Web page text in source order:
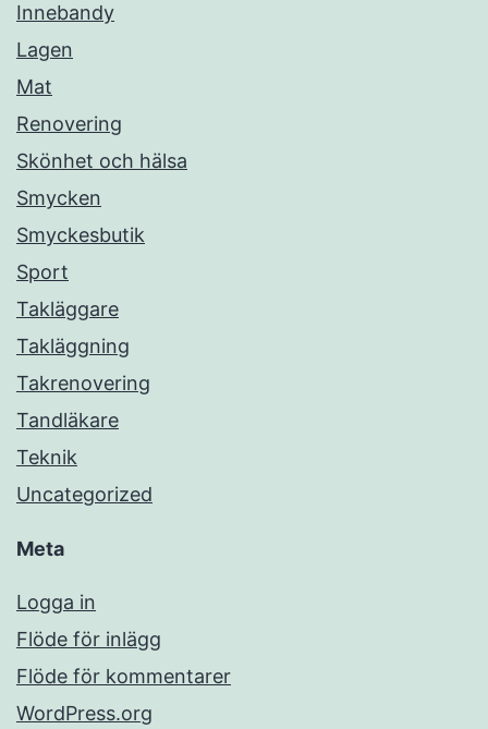
Innebandy
Lagen
Mat
Renovering
Skönhet och hälsa
Smycken
Smyckesbutik
Sport
Takläggare
Takläggning
Takrenovering
Tandläkare
Teknik
Uncategorized
Meta
Logga in
Flöde för inlägg
Flöde för kommentarer
WordPress.org